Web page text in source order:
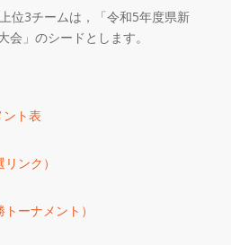
位3チームは，「令和5年度県新
会」のシードとします。
ト表
ンク）
ーナメント）